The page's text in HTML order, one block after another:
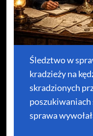
Śledztwo w
kradzieży na
skradzionych
poszukiwaniach
sprawa